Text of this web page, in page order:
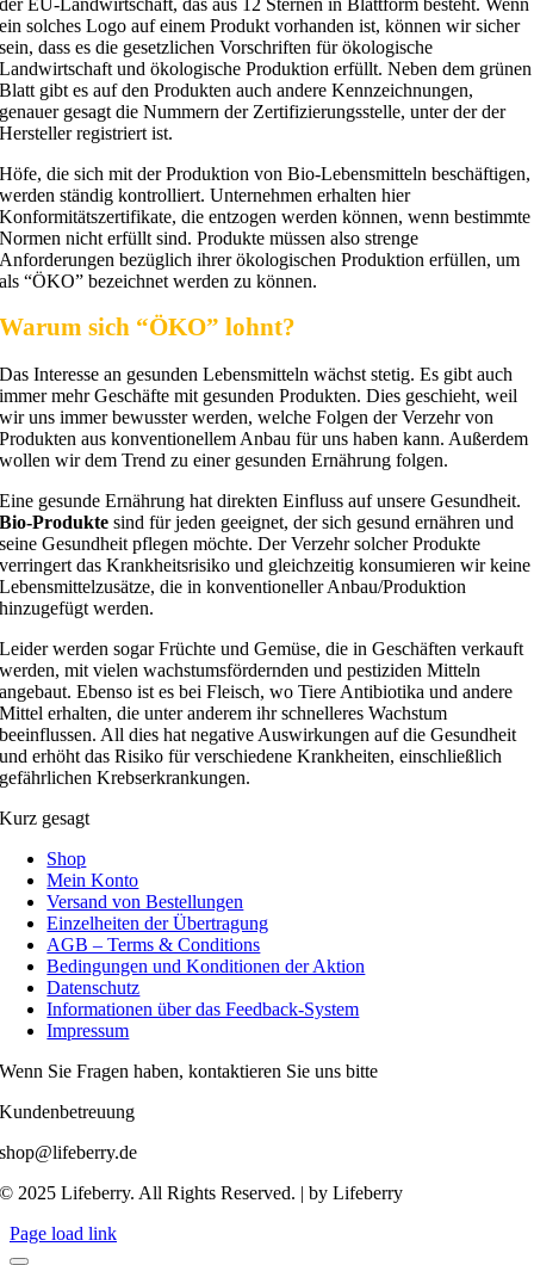
ein solches Logo auf einem Produkt vorhanden ist, können wir sicher
sein, dass es die gesetzlichen Vorschriften für ökologische
Landwirtschaft und ökologische Produktion erfüllt. Neben dem grünen
Blatt gibt es auf den Produkten auch andere Kennzeichnungen,
genauer gesagt die Nummern der Zertifizierungsstelle, unter der der
Hersteller registriert ist.
Höfe, die sich mit der Produktion von Bio-Lebensmitteln beschäftigen,
werden ständig kontrolliert. Unternehmen erhalten hier
Konformitätszertifikate, die entzogen werden können, wenn bestimmte
Normen nicht erfüllt sind. Produkte müssen also strenge
Anforderungen bezüglich ihrer ökologischen Produktion erfüllen, um
als “ÖKO” bezeichnet werden zu können.
Warum sich “ÖKO” lohnt?
Das Interesse an gesunden Lebensmitteln wächst stetig. Es gibt auch
immer mehr Geschäfte mit gesunden Produkten. Dies geschieht, weil
wir uns immer bewusster werden, welche Folgen der Verzehr von
Produkten aus konventionellem Anbau für uns haben kann. Außerdem
wollen wir dem Trend zu einer gesunden Ernährung folgen.
Eine gesunde Ernährung hat direkten Einfluss auf unsere Gesundheit.
Bio-Produkte sind für jeden geeignet, der sich gesund ernähren und
seine Gesundheit pflegen möchte. Der Verzehr solcher Produkte
verringert das Krankheitsrisiko und gleichzeitig konsumieren wir keine
Lebensmittelzusätze, die in konventioneller Anbau/Produktion
hinzugefügt werden.
Leider werden sogar Früchte und Gemüse, die in Geschäften verkauft
werden, mit vielen wachstumsfördernden und pestiziden Mitteln
angebaut. Ebenso ist es bei Fleisch, wo Tiere Antibiotika und andere
Mittel erhalten, die unter anderem ihr schnelleres Wachstum
beeinflussen. All dies hat negative Auswirkungen auf die Gesundheit
und erhöht das Risiko für verschiedene Krankheiten, einschließlich
gefährlichen Krebserkrankungen.
Kurz gesagt
Shop
Mein Konto
Versand von Bestellungen
Einzelheiten der Übertragung
AGB – Terms & Conditions
Bedingungen und Konditionen der Aktion
Datenschutz
Informationen über das Feedback-System
Impressum
Wenn Sie Fragen haben, kontaktieren Sie uns bitte
Kundenbetreuung
shop@lifeberry.de
© 2025 Lifeberry. All Rights Reserved. | by Lifeberry
Page load link